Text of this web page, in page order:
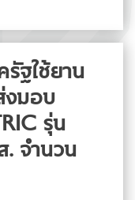
รัฐใช้ยาน
งมอบ
รุ่น
. จำนวน